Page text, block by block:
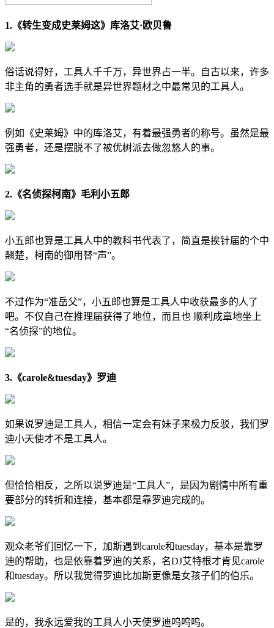
1.《转生变成史莱姆这》库洛艾·欧贝鲁
俗话说得好，工具人千千万，异世界占一半。自古以来，许多
非主角的勇者选手就是异世界题材之中最常见的工具人。
例如《史莱姆》中的库洛艾，有着最强勇者的称号。虽然是最
强勇者，还是摆脱不了被优树派去做忽悠人的事。
2.《名侦探柯南》毛利小五郎
小五郎也算是工具人中的教科书代表了，简直是挨针届的个中
翘楚，柯南的御用替“声”。
不过作为“准岳父”，小五郎也算是工具人中收获最多的人了
吧。不仅自己在推理届获得了地位，而且也 顺利成章地坐上
“名侦探”的地位。
3.《carole&tuesday》罗迪
如果说罗迪是工具人，相信一定会有妹子来极力反驳，我们罗
迪小天使才不是工具人。
但恰恰相反，之所以说罗迪是“工具人”，是因为剧情中所有重
要部分的转折和连接，基本都是靠罗迪完成的。
观众老爷们回忆一下，加斯遇到carole和tuesday，基本是靠罗
迪的帮助，也是依靠着罗迪的关系，名DJ艾特根才肯见carole
和tuesday。所以我觉得罗迪比加斯更像是女孩子们的伯乐。
是的，我永远爱我的工具人小天使罗迪呜呜呜。